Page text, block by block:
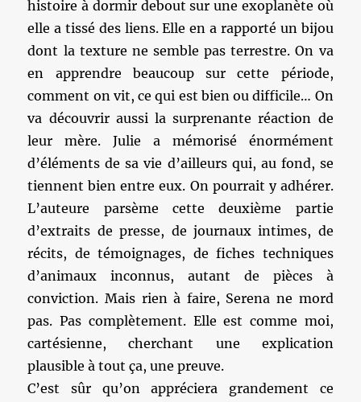
histoire à dormir debout sur une exoplanète où
elle a tissé des liens. Elle en a rapporté un bijou
dont la texture ne semble pas terrestre. On va
en apprendre beaucoup sur cette période,
comment on vit, ce qui est bien ou difficile… On
va découvrir aussi la surprenante réaction de
leur mère. Julie a mémorisé énormément
d’éléments de sa vie d’ailleurs qui, au fond, se
tiennent bien entre eux. On pourrait y adhérer.
L’auteure parsème cette deuxième partie
d’extraits de presse, de journaux intimes, de
récits, de témoignages, de fiches techniques
d’animaux inconnus, autant de pièces à
conviction. Mais rien à faire, Serena ne mord
pas. Pas complètement. Elle est comme moi,
cartésienne, cherchant une explication
plausible à tout ça, une preuve.
C’est sûr qu’on appréciera grandement ce